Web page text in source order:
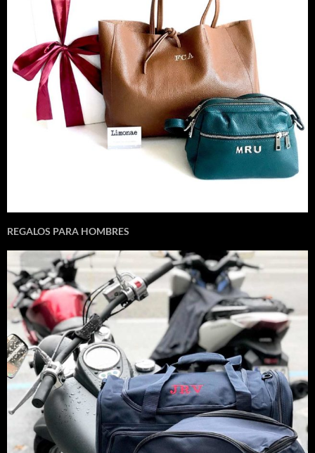
REGALOS PARA HOMBRES